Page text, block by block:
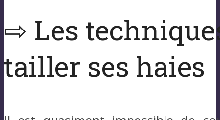
⇨ Les
tailler ses haies